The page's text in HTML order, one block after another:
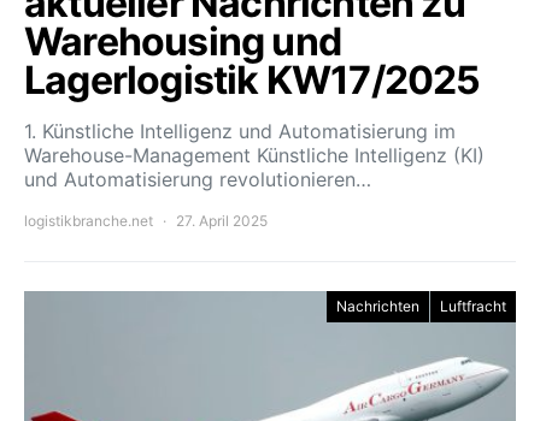
Warehousing und
Lagerlogistik KW17/2025
1. Künstliche Intelligenz und Automatisierung im
Warehouse-Management Künstliche Intelligenz (KI)
und Automatisierung revolutionieren…
logistikbranche.net 27. April 2025
Nachrichten Luftfracht